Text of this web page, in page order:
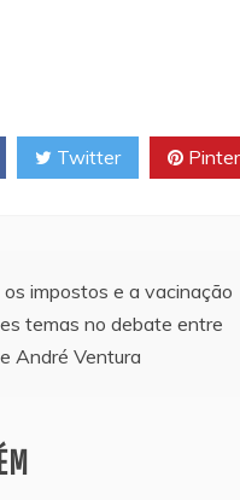
Twitter
impostos e a vacinação
temas no debate entre
André Ventura